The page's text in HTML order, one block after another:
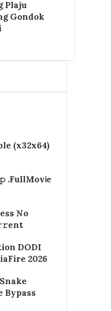
Plaju
Gondok
(x32x64)
.FullMov𝗂e
No
DODI
2026
Bypass